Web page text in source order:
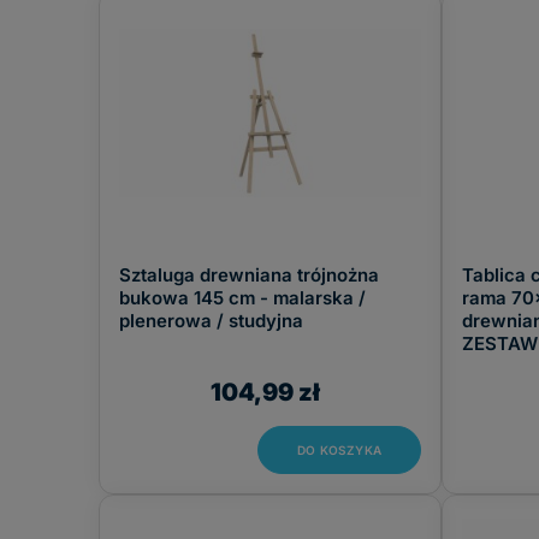
Jakie wybrać akcesoria do tablic
Tablice magnetyczne suchościeralne ze względu na
markerów suchościeralnych
. Używanie tych
kolory i długa żywotność
Bardzo istotna jesthigiena tablic suchościeralnych oraz
delikatnej powierzchni tablicy, a jednocześnie pozbędą
Jakie wybrać akcesoria do tablic
W ofercie naszego sklepu znajdą Państwo również
wciąż posiadają grono swoich zwolenników i spełniają
Tablice korkowe cechują się również długą
pozwolą w szybki i łatwy sposób zarządzać miejscem na
Sztaluga drewniana trójnożna
bukowa 145 cm - malarska /
plenerowa / studyjna
104,99 zł
DO KOSZYKA
Tablica
rama
ZESTAW